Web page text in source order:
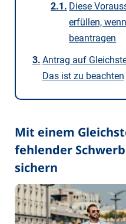
Diese
erfüllen,
beantragen
Antrag auf
Das ist zu beachten
Mit einem
fehlender
sichern